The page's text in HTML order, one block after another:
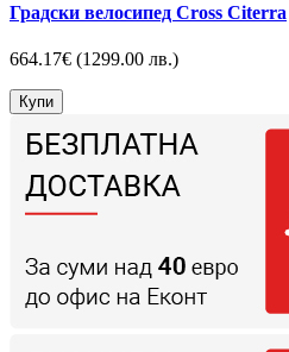
Градски велосипед Cross Citerra
664.17€ (1299.00 лв.)
Купи